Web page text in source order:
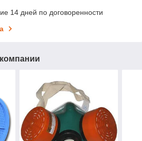
14 дней по договоренности